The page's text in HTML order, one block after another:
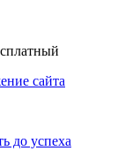
сайта
до успеха